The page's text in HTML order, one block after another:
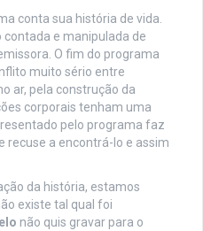
conta sua história de vida.
contada e manipulada de
O fim do programa
muito sério entre
ar, pela construção da
corporais tenham uma
pelo programa faz
recuse a encontrá-lo e assim
da história, estamos
existe tal qual foi
não quis gravar para o